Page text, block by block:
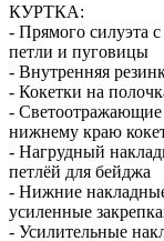
КУРТКА:
- Прямого силуэта
петли и пуговицы
- Внутренняя
- Кокетки на
-
нижнему краю
- Нагрудный
петлёй для бейджа
- Нижние
усиленные
- Усилительные